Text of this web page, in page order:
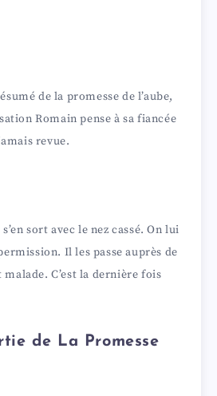
de la promesse de l’aube,
Romain pense à sa fiancée
revue.
sort avec le nez cassé. On lui
Il les passe auprès de
C’est la dernière fois
de La Promesse